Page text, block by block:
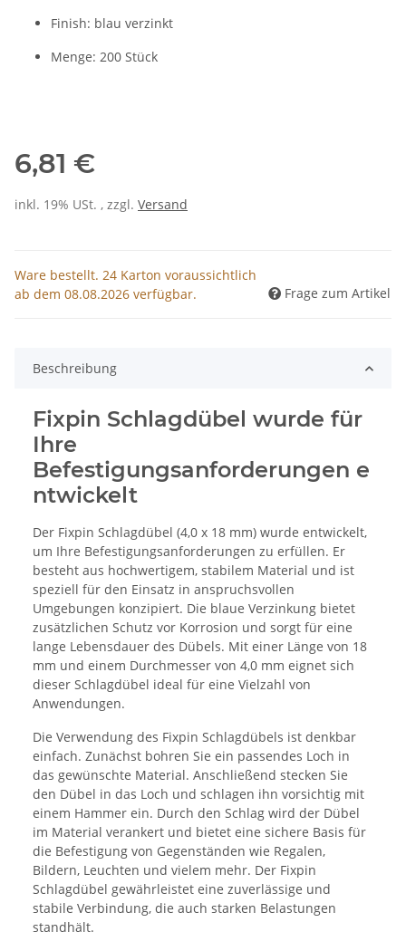
Finish: blau verzinkt
Menge: 200 Stück
6,81 €
inkl. 19% USt. , zzgl. Versand
Ware bestellt. 24 Karton voraussichtlich
ab dem 08.08.2026 verfügbar.
Frage zum Artikel
Beschreibung
Fixpin Schlagdübel wurde für
Ihre
Befestigungsanforderungen e
ntwickelt
Der Fixpin Schlagdübel (4,0 x 18 mm) wurde entwickelt,
um Ihre Befestigungsanforderungen zu erfüllen. Er
besteht aus hochwertigem, stabilem Material und ist
speziell für den Einsatz in anspruchsvollen
Umgebungen konzipiert. Die blaue Verzinkung bietet
zusätzlichen Schutz vor Korrosion und sorgt für eine
lange Lebensdauer des Dübels. Mit einer Länge von 18
mm und einem Durchmesser von 4,0 mm eignet sich
dieser Schlagdübel ideal für eine Vielzahl von
Anwendungen.
Die Verwendung des Fixpin Schlagdübels ist denkbar
einfach. Zunächst bohren Sie ein passendes Loch in
das gewünschte Material. Anschließend stecken Sie
den Dübel in das Loch und schlagen ihn vorsichtig mit
einem Hammer ein. Durch den Schlag wird der Dübel
im Material verankert und bietet eine sichere Basis für
die Befestigung von Gegenständen wie Regalen,
Bildern, Leuchten und vielem mehr. Der Fixpin
Schlagdübel gewährleistet eine zuverlässige und
stabile Verbindung, die auch starken Belastungen
standhält.